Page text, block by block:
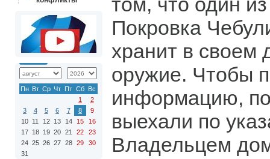
Пн Вт Ср Чт Пт Сб Вс
1
2
3
4 5 6 7 8
9
10 11 12 13 14 15
16
17 18 19 20 21 22
23
24 25 26 27 28 29
30
31
Покровка
хранит в своем
оружие. Чтобы
информацию,
выехали по
Владельцем